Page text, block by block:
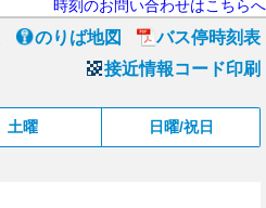
時刻のお問い合わせはこちらへ
のりば地図
バス停時刻表
接近情報コード印刷
土曜 日曜/祝日